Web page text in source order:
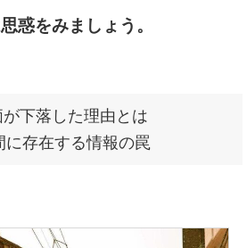
惑をみましょう。
が下落した理由とは
に存在する情報の罠